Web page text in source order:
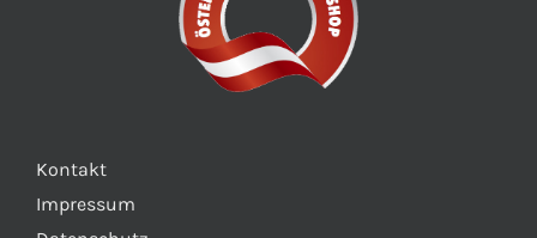
Kontakt
Impressum